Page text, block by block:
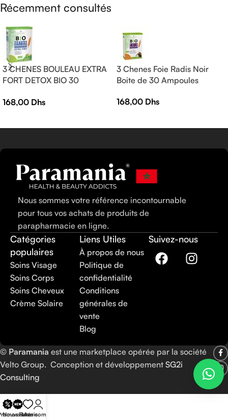
Récemment consultés
3 CHENES BOULEAU EXTRA
FORT DETOX BIO 30
168,00 Dhs
3 Chenes Foie Radis Noir
Boite de 30 Ampoules
168,00 Dhs
Nous sommes votre référence incontournable
pour tous vos achats de produits de
parapharmacie en ligne.
Catégories
populaires
Soins Visage
Soins Corps
Soins Cheveux
Crème Solaire
Liens Utiles
À propos de nous
Politique de
confidentialité
Conditions
générales de
vente
Blog
Suivez-nous
© Paramania est une marketplace opérée par la société
Velto Group. Conception et développement SG2i
Consulting
Nouveautés
Favoris
Mon compte